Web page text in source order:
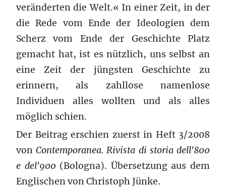
veränderten die Welt.« In einer Zeit, in der
die Rede vom Ende der Ideologien dem
Scherz vom Ende der Geschichte Platz
gemacht hat, ist es nützlich, uns selbst an
eine Zeit der jüngsten Geschichte zu
erinnern, als zahllose namenlose
Individuen alles wollten und als alles
möglich schien.
Der Beitrag erschien zuerst in Heft 3/2008
vonContemporanea. Rivista di storia dell'800
e del'900 (Bologna). Übersetzung aus dem
Englischen von Christoph Jünke.